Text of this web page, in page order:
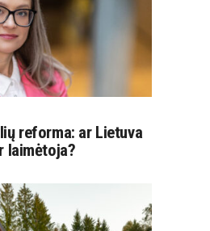
reforma: ar Lietuva
laimėtoja?